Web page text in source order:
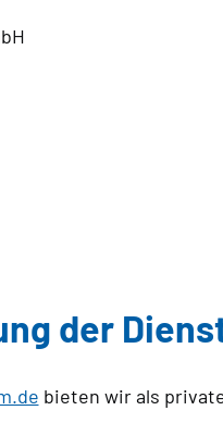
der
bieten wir als